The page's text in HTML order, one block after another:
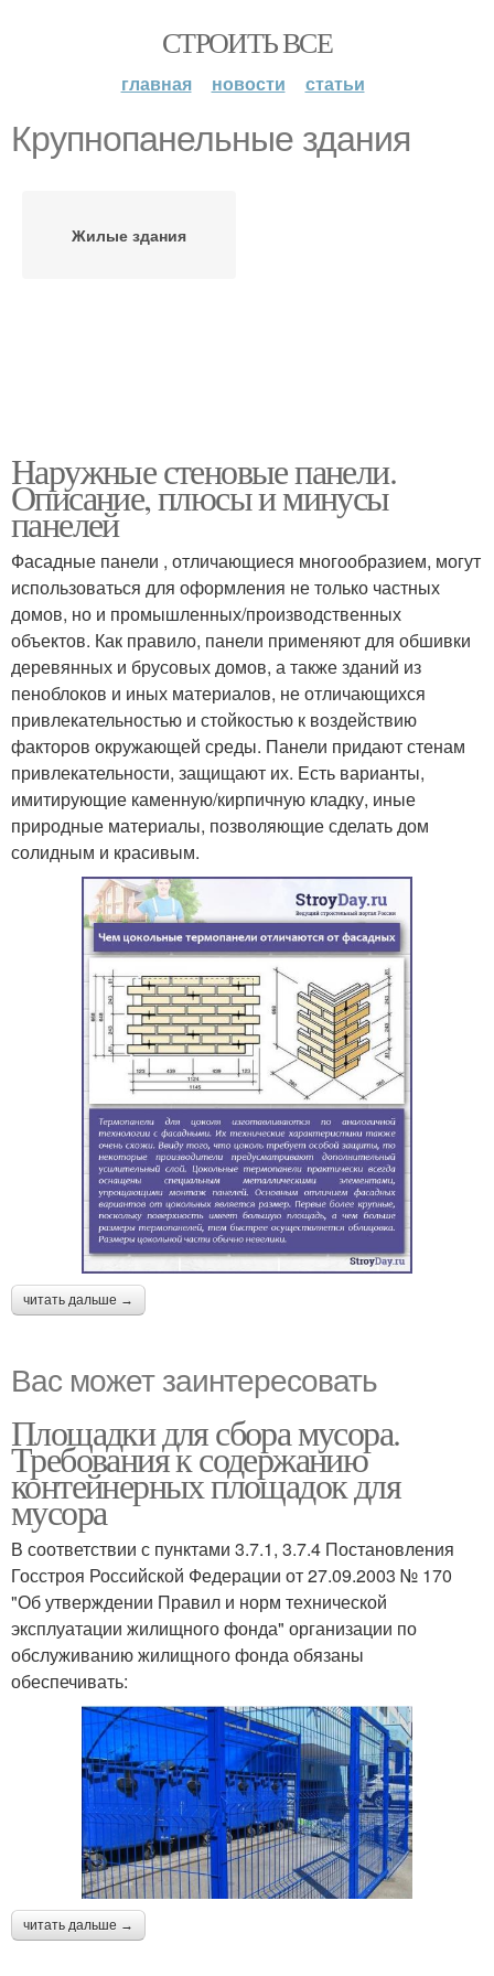
СТРОИТЬ ВСЕ
главная новости статьи
Крупнопанельные здания
Жилые здания
Наружные стеновые панели.
Описание, плюсы и минусы
панелей
Фасадные панели , отличающиеся многообразием, могут
использоваться для оформления не только частных
домов, но и промышленных/производственных
объектов. Как правило, панели применяют для обшивки
деревянных и брусовых домов, а также зданий из
пеноблоков и иных материалов, не отличающихся
привлекательностью и стойкостью к воздействию
факторов окружающей среды. Панели придают стенам
привлекательности, защищают их. Есть варианты,
имитирующие каменную/кирпичную кладку, иные
природные материалы, позволяющие сделать дом
солидным и красивым.
читать дальше →
Вас может заинтересовать
Площадки для сбора мусора.
Требования к содержанию
контейнерных площадок для
мусора
В соответствии с пунктами 3.7.1, 3.7.4 Постановления
Госстроя Российской Федерации от 27.09.2003 № 170
"Об утверждении Правил и норм технической
эксплуатации жилищного фонда" организации по
обслуживанию жилищного фонда обязаны
обеспечивать:
читать дальше →